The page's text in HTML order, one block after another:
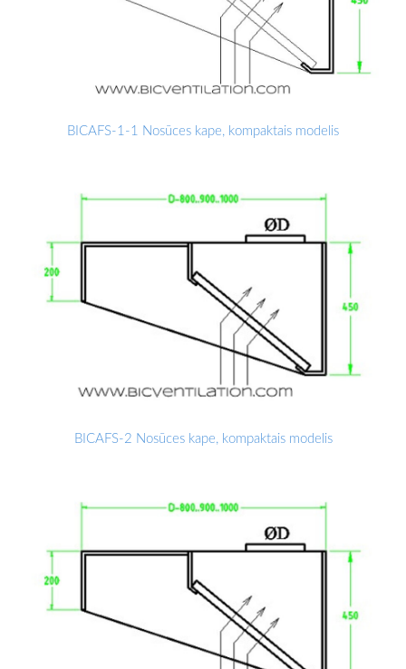
BICAFS-1-1 Nosūces kape, kompaktais modelis
BICAFS-2 Nosūces kape, kompaktais modelis